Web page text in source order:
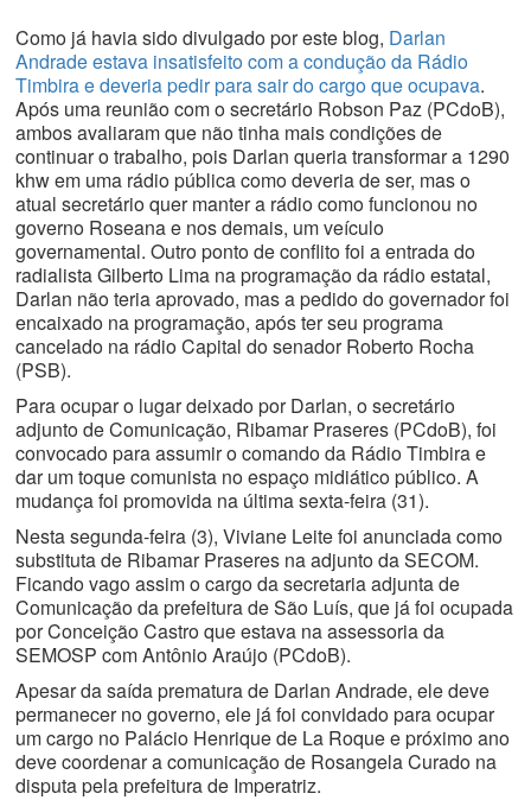
Como já havia sido divulgado por este blog, Darlan
Andrade estava insatisfeito com a condução da Rádio
Timbira e deveria pedir para sair do cargo que ocupava.
Após uma reunião com o secretário Robson Paz (PCdoB),
ambos avaliaram que não tinha mais condições de
continuar o trabalho, pois Darlan queria transformar a 1290
khw em uma rádio pública como deveria de ser, mas o
atual secretário quer manter a rádio como funcionou no
governo Roseana e nos demais, um veículo
governamental. Outro ponto de conflito foi a entrada do
radialista Gilberto Lima na programação da rádio estatal,
Darlan não teria aprovado, mas a pedido do governador foi
encaixado na programação, após ter seu programa
cancelado na rádio Capital do senador Roberto Rocha
(PSB).
Para ocupar o lugar deixado por Darlan, o secretário
adjunto de Comunicação, Ribamar Praseres (PCdoB), foi
convocado para assumir o comando da Rádio Timbira e
dar um toque comunista no espaço midiático público. A
mudança foi promovida na última sexta-feira (31).
Nesta segunda-feira (3), Viviane Leite foi anunciada como
substituta de Ribamar Praseres na adjunto da SECOM.
Ficando vago assim o cargo da secretaria adjunta de
Comunicação da prefeitura de São Luís, que já foi ocupada
por Conceição Castro que estava na assessoria da
SEMOSP com Antônio Araújo (PCdoB).
Apesar da saída prematura de Darlan Andrade, ele deve
permanecer no governo, ele já foi convidado para ocupar
um cargo no Palácio Henrique de La Roque e próximo ano
deve coordenar a comunicação de Rosangela Curado na
disputa pela prefeitura de Imperatriz.